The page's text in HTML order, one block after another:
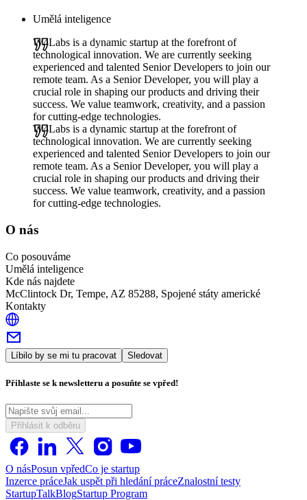
Umělá inteligence
W4Labs is a dynamic startup at the forefront of
technological innovation. We are currently seeking
experienced and talented Senior Developers to join our
remote team. As a Senior Developer, you will play a
crucial role in shaping our products and driving their
success. We value teamwork, creativity, and a passion
for cutting-edge technologies.
W4Labs is a dynamic startup at the forefront of
technological innovation. We are currently seeking
experienced and talented Senior Developers to join our
remote team. As a Senior Developer, you will play a
crucial role in shaping our products and driving their
success. We value teamwork, creativity, and a passion
for cutting-edge technologies.
O nás
Co posouváme
Umělá inteligence
Kde nás najdete
McClintock Dr, Tempe, AZ 85288, Spojené státy americké
Kontakty
Líbilo by se mi tu pracovat Sledovat
Přihlaste se k newsletteru a posuňte se vpřed!
Přihlásit k odběru
O násPosun vpředCo je startup
Inzerce práceJak uspět při hledání práceZnalostní testy
StartupTalkBlogStartup Program